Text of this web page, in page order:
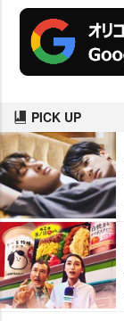
PICK UP